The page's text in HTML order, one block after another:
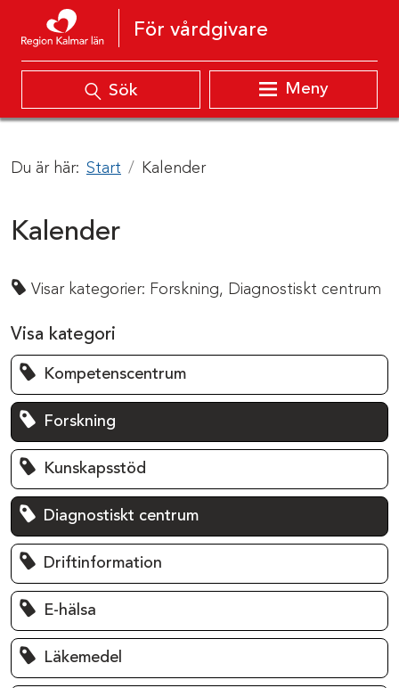
Hoppa till innehåll
För vårdgivare
Sök Meny
Du är här: Start Kalender
Kalender
Visar kategorier: Forskning, Diagnostiskt centrum
Visa kategori
Kompetenscentrum
Forskning
Kunskapsstöd
Diagnostiskt centrum
Driftinformation
E-hälsa
Läkemedel